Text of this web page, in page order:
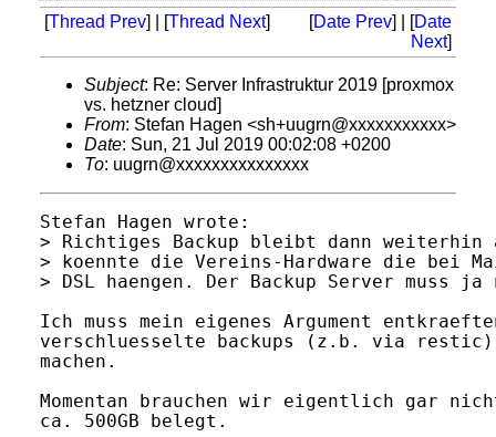
[Thread Prev] | [Thread Next] [Date Prev] | [Date
Next]
Subject: Re: Server Infrastruktur 2019 [proxmox
vs. hetzner cloud]
From: Stefan Hagen <sh+uugrn@xxxxxxxxxxx>
Date: Sun, 21 Jul 2019 00:02:08 +0200
To: uugrn@xxxxxxxxxxxxxxx
Stefan Hagen wrote:
> Richtiges Backup bleibt dann weiterhin
> koennte die Vereins-Hardware die bei
> DSL haengen. Der Backup Server muss
Ich muss mein eigenes Argument
verschluesselte backups (z.b. via
machen.
Momentan brauchen wir eigentlich gar
ca. 500GB belegt.